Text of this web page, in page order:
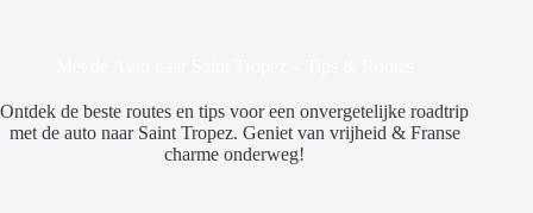
Ontdek de beste routes en tips voor een onvergetelijke roadtrip
met de auto naar Saint Tropez. Geniet van vrijheid & Franse
charme onderweg!